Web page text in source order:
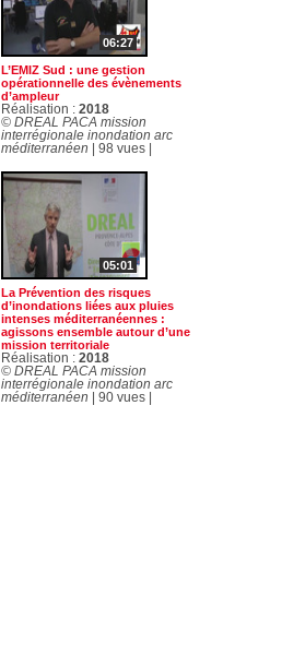
06:27
L’EMIZ Sud : une gestion
opérationnelle des évènements
d’ampleur
Réalisation : 2018
© DREAL PACA mission
interrégionale inondation arc
méditerranéen | 98 vues |
05:01
La Prévention des risques
d’inondations liées aux pluies
intenses méditerranéennes :
agissons ensemble autour d’une
mission territoriale
Réalisation : 2018
© DREAL PACA mission
interrégionale inondation arc
méditerranéen | 90 vues |